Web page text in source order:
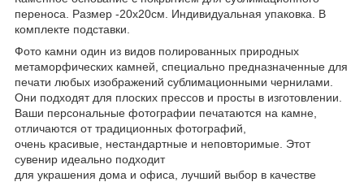
переноса. Размер -20х20см. Индивидуальная упаковка. В
комплекте подставки.
Фото камни один из видов полированных природных
метаморфических камней, специально предназначенные для
печати любых изображений сублимационными чернилами.
Они подходят для плоских прессов и просты в изготовлении.
Ваши персональные фотографии печатаются на камне,
отличаются от традиционных фотографий,
очень красивые, нестандартные и неповторимые. Этот
сувенир идеально подходит
для украшения дома и офиса, лучший выбор в качестве